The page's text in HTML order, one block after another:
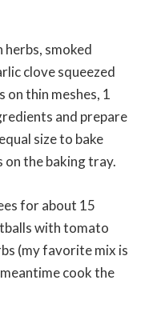
herbs, smoked
clove squeezed
thin meshes, 1
and prepare
size to bake
on the baking tray.
for about 15
with tomato
(my favorite mix is
cook the